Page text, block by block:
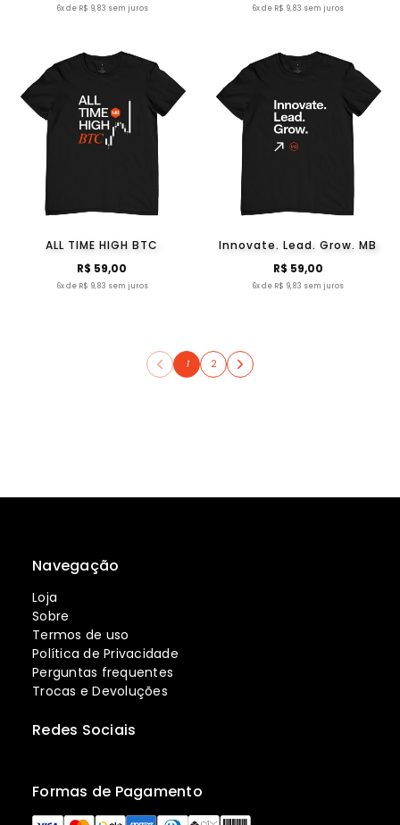
6x de R$ 9,83 sem juros 6x de R$ 9,83 sem juros
ALL TIME HIGH BTC
R$ 59,00
6x de R$ 9,83 sem juros
Innovate. Lead. Grow. MB
R$ 59,00
6x de R$ 9,83 sem juros
1 2
Navegação
Loja
Sobre
Termos de uso
Política de Privacidade
Perguntas frequentes
Trocas e Devoluções
Formas de Pagamento
Redes Sociais